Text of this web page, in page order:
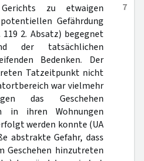
7
zu etwaigen
Gefährdung
119 2. Absatz) begegnet
der tatsächlichen
Bedenken. Der
Tatzeitpunkt nicht
war vielmehr
das Geschehen
in ihren Wohnungen
werden konnte (UA
abstrakte Gefahr, dass
Geschehen hinzutreten